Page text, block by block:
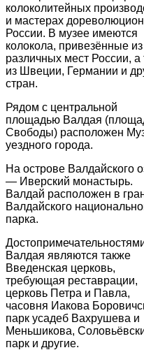
колоколитейных
и мастерах
России. В музее имеются
колокола, привезённые из
различных мест России, а
из Швеции, Германии и
стран.
Рядом с центральной
площадью Валдая
Свободы) расположен
уездного города.
На острове Валдайского
— Иверский монастырь.
Валдай расположен в
Валдайского
парка.
Валдая являются также
Введенская церковь,
требующая реставрации,
церковь Петра и Павла,
часовня Иакова
парк усадеб Вахрушева и
Меньшикова,
парк и другие.